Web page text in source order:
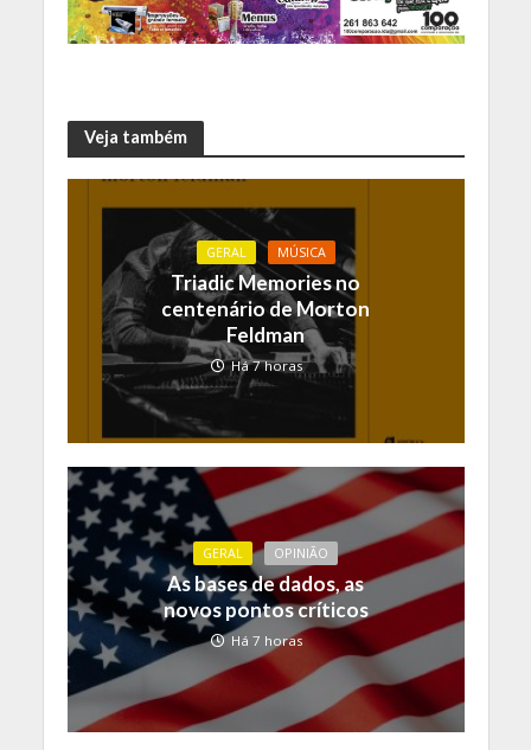
Veja também
GERAL MÚSICA
Triadic Memories no
centenário de Morton
Feldman
Há 7 horas
GERAL OPINIÃO
As bases de dados, as
novos pontos críticos
Há 7 horas